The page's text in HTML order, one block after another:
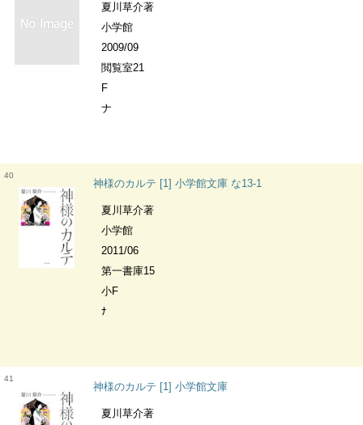
夏川草介著
小学館
2009/09
閲覧室21
F
ナ
40
神様のカルテ [1] 小学館文庫 な13-1
夏川草介著
小学館
2011/06
第一書庫15
小F
ﾅ
41
神様のカルテ [1] 小学館文庫
夏川草介著